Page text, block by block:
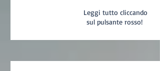
Leggi tutto cliccando
sul pulsante rosso!